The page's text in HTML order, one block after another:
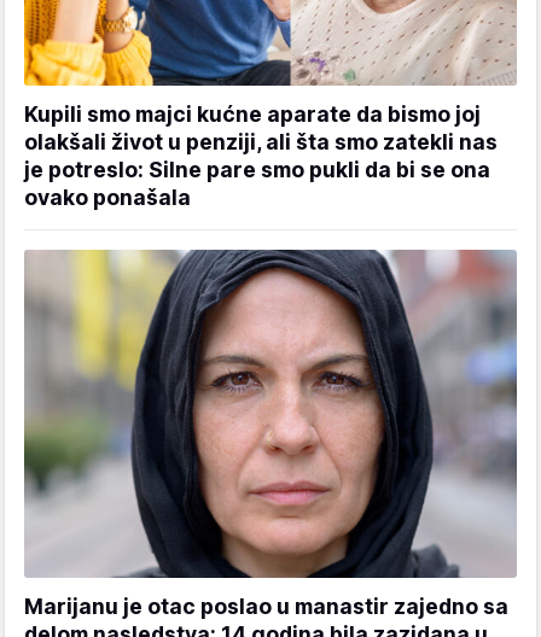
Kupili smo majci kućne aparate da bismo joj
olakšali život u penziji, ali šta smo zatekli nas
je potreslo: Silne pare smo pukli da bi se ona
ovako ponašala
Marijanu je otac poslao u manastir zajedno sa